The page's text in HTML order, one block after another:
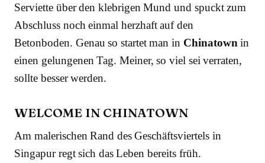
Serviette über den klebrigen Mund und spuckt zum
Abschluss noch einmal herzhaft auf den
Betonboden. Genau so startet man in Chinatown in
einen gelungenen Tag. Meiner, so viel sei verraten,
sollte besser werden.
WELCOME IN CHINATOWN
Am malerischen Rand des Geschäftsviertels in
Singapur regt sich das Leben bereits früh.